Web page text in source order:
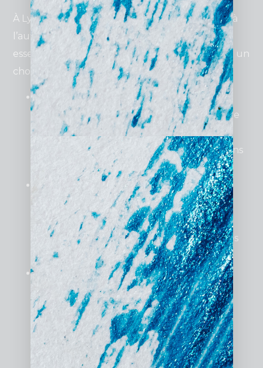
À Lyon, où les besoins varient d’une entreprise à
l’autre, choisir la bonne agence Google Ads est
essentiel. Voici quelques critères clés pour faire un
choix éclairé :
Certification Google Partner: Une
certification garantit que l’agence respecte
les normes les plus strictes de Google et
reste constamment à jour sur les évolutions
de la plateforme.
Références locales : Une agence ayant
travaillé avec des entreprises lyonnaises
connaît mieux les spécificités du marché
local et est plus à même de répondre à vos
attentes.
Transparence dans la communication:
Privilégiez une agence qui fournit des
rapports détaillés, partage ses
méthodologies, et reste disponible pour
répondre à vos questions ou ajuster les
campagnes en fonction de vos besoins.